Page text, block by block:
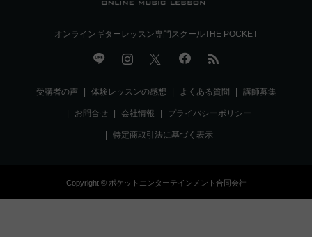
オンラインギターレッスン専門スクールTHE POCKET
受講者の声 体験レッスンの感想 よくある質問 講師募集
お問合せ 会社情報 プライバシーポリシー
特定商取引法に基づく表示
Copyright © ポケットエンターテインメント合同会社